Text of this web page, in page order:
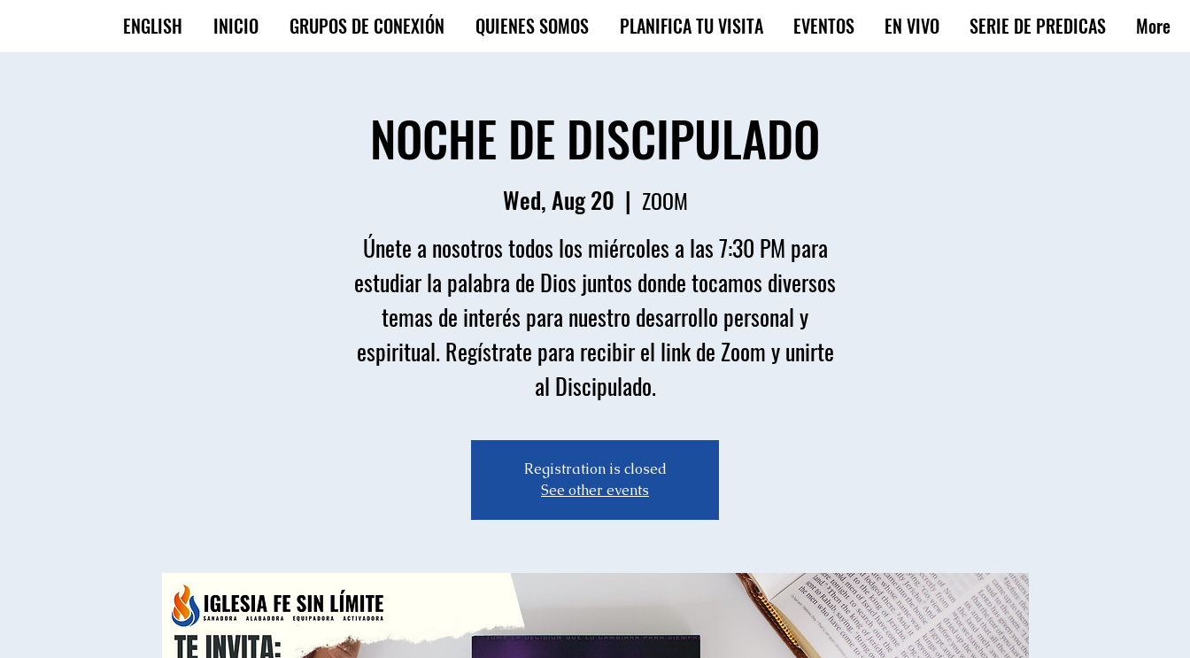
ENGLISH INICIO GRUPOS DE CONEXIÓN QUIENES SOMOS PLANIFICA TU VISITA EVENTOS EN VIVO SERIE DE PREDICAS More
NOCHE DE DISCIPULADO
Wed, Aug 20
  |
ZOOM
Únete a nosotros todos los miércoles a las 7:30 PM para
estudiar la palabra de Dios juntos donde tocamos diversos
temas de interés para nuestro desarrollo personal y
espiritual. Regístrate para recibir el link de Zoom y unirte
al Discipulado.
Registration is closed
See other events